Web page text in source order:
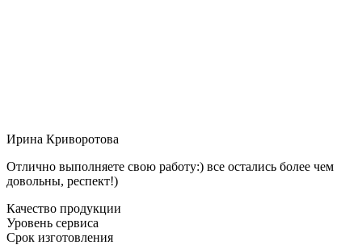
Ирина Криворотова
Отлично выполняете свою работу:) все остались более чем
довольны, респект!)
Качество продукции
Уровень сервиса
Срок изготовления